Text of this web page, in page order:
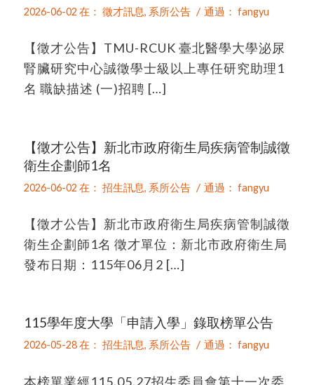
2026-06-02 在： 徵才訊息, 系所公告 / 通過： fangyu
【徵才公告】TMU-RCUK 臺北醫學大學泌尿
腎臟研究中心誠徵學士級以上專任研究助理1
名 職缺描述 (一)招聘 […]
【徵才公告】新北市政府衛生局疾病管制誠徵
衛生企劃師1名
2026-06-02 在： 招生訊息, 系所公告 / 通過： fangyu
【徵才公告】新北市政府衛生局疾病管制誠徵
衛生企劃師1名 徵才單位：新北市政府衛生局
發布日期：115年06月2 […]
115學年度大學「申請入學」錄取榜單公告
2026-05-28 在： 招生訊息, 系所公告 / 通過： fangyu
本榜單業經115.05.27招生委員會第十一次委